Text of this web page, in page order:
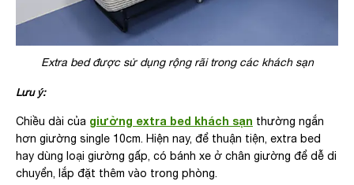
Extra bed được sử dụng rộng rãi trong các khách sạn
Lưu ý:
Chiều dài của giường extra bed khách sạn thường ngắn
hơn giường single 10cm. Hiện nay, để thuận tiện, extra bed
hay dùng loại giường gấp, có bánh xe ở chân giường để dễ di
chuyển, lắp đặt thêm vào trong phòng.